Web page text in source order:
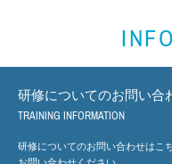
研修についてのお問い合
TRAINING INFORMATION
研修についてのお問い合わせはこ